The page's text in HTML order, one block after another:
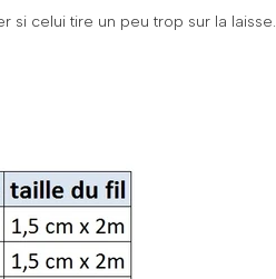
celui tire un peu trop sur la laisse.